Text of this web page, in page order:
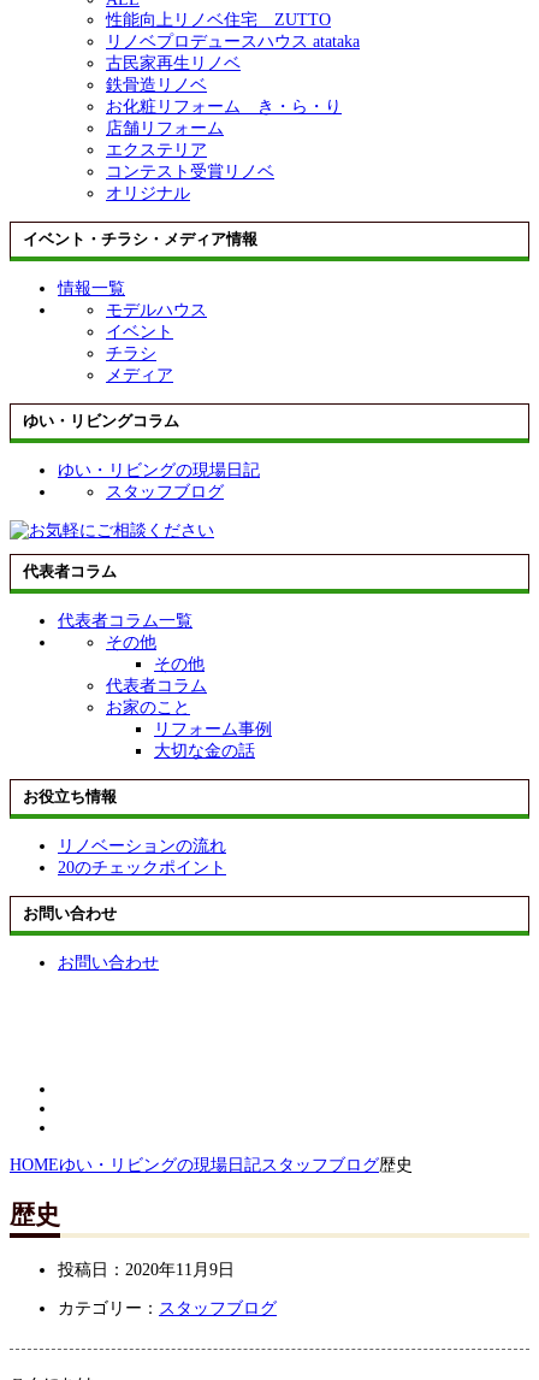
性能向上リノベ住宅 ZUTTO
リノベプロデュースハウス atataka
古民家再生リノベ
鉄骨造リノベ
お化粧リフォーム き・ら・り
店舗リフォーム
エクステリア
コンテスト受賞リノベ
オリジナル
イベント・チラシ・メディア情報
情報一覧
モデルハウス
イベント
チラシ
メディア
ゆい・リビングコラム
ゆい・リビングの現場日記
スタッフブログ
代表者コラム
代表者コラム一覧
その他
その他
代表者コラム
お家のこと
リフォーム事例
大切な金の話
お役立ち情報
リノベーションの流れ
20のチェックポイント
お問い合わせ
お問い合わせ
HOMEゆい・リビングの現場日記スタッフブログ歴史
歴史
投稿日： 2020年11月9日
カテゴリー： スタッフブログ